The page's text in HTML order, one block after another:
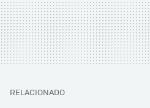
RELACIONADO